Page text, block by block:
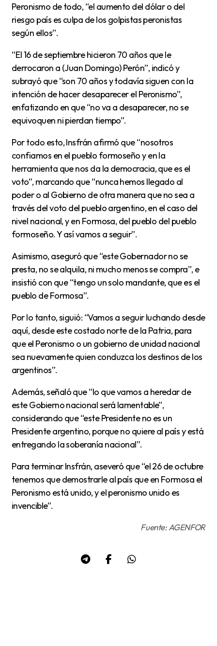
Peronismo de todo, “el aumento del dólar o del
riesgo país es culpa de los golpistas peronistas
según ellos”.
“El 16 de septiembre hicieron 70 años que le
derrocaron a (Juan Domingo) Perón”, indicó y
subrayó que “son 70 años y todavía siguen con la
intención de hacer desaparecer el Peronismo”,
enfatizando en que “no va a desaparecer, no se
equivoquen ni pierdan tiempo”.
Por todo esto, Insfrán afirmó que “nosotros
confiamos en el pueblo formoseño y en la
herramienta que nos da la democracia, que es el
voto”, marcando que “nunca hemos llegado al
poder o al Gobierno de otra manera que no sea a
través del voto del pueblo argentino, en el caso del
nivel nacional, y en Formosa, del pueblo del pueblo
formoseño. Y así vamos a seguir”.
Asimismo, aseguró que “este Gobernador no se
presta, no se alquila, ni mucho menos se compra”, e
insistió con que “tengo un solo mandante, que es el
pueblo de Formosa”.
Por lo tanto, siguió: “Vamos a seguir luchando desde
aquí, desde este costado norte de la Patria, para
que el Peronismo o un gobierno de unidad nacional
sea nuevamente quien conduzca los destinos de los
argentinos”.
Además, señaló que “lo que vamos a heredar de
este Gobierno nacional será lamentable”,
considerando que “este Presidente no es un
Presidente argentino, porque no quiere al país y está
entregando la soberanía nacional”.
Para terminar Insfrán, aseveró que “el 26 de octubre
tenemos que demostrarle al país que en Formosa el
Peronismo está unido, y el peronismo unido es
invencible”.
Fuente: AGENFOR